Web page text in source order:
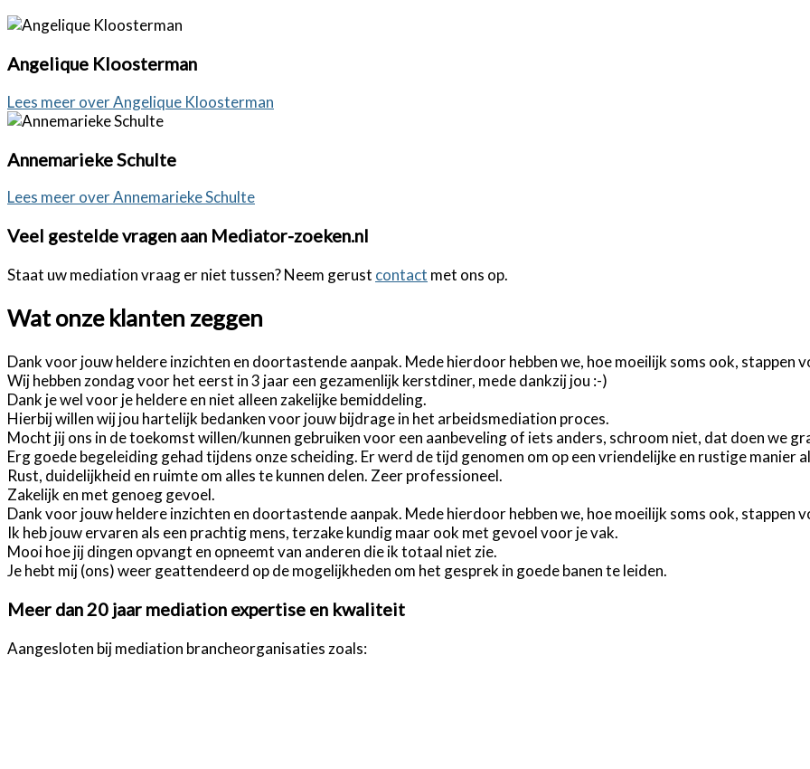
Angelique Kloosterman
Lees meer over Angelique Kloosterman
Annemarieke Schulte
Lees meer over Annemarieke Schulte
Veel gestelde vragen aan Mediator-zoeken.nl
Staat uw mediation vraag er niet tussen? Neem gerust contact met ons op.
Wat onze klanten zeggen
Dank voor jouw heldere inzichten en doortastende aanpak. Mede hierdoor hebben we, hoe moeilijk soms ook, stappen
Wij hebben zondag voor het eerst in 3 jaar een gezamenlijk kerstdiner, mede dankzij jou :-)
Dank je wel voor je heldere en niet alleen zakelijke bemiddeling.
Hierbij willen wij jou hartelijk bedanken voor jouw bijdrage in het arbeidsmediation proces.
Mocht jij ons in de toekomst willen/kunnen gebruiken voor een aanbeveling of iets anders, schroom niet, dat doen we
Erg goede begeleiding gehad tijdens onze scheiding. Er werd de tijd genomen om op een vriendelijke en rustige manier
Rust, duidelijkheid en ruimte om alles te kunnen delen. Zeer professioneel.
Zakelijk en met genoeg gevoel.
Dank voor jouw heldere inzichten en doortastende aanpak. Mede hierdoor hebben we, hoe moeilijk soms ook, stappen
Ik heb jouw ervaren als een prachtig mens, terzake kundig maar ook met gevoel voor je vak.
Mooi hoe jij dingen opvangt en opneemt van anderen die ik totaal niet zie.
Je hebt mij (ons) weer geattendeerd op de mogelijkheden om het gesprek in goede banen te leiden.
Meer dan 20 jaar mediation expertise en kwaliteit
Aangesloten bij mediation brancheorganisaties zoals: